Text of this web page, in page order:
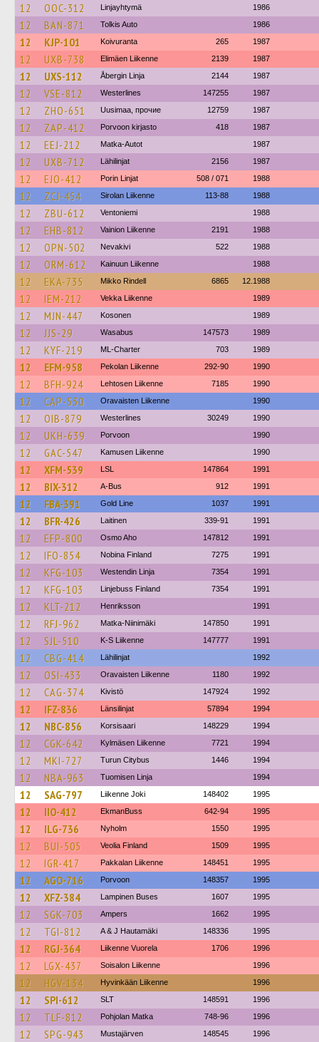
12 OOC-312 Linjayhtymä 1986
12 BAN-871 Tolkis Auto 1986
12 KJP-101 Koivuranta 265 1987
12 UXB-738 Elimäen Liikenne 2139 1987
12 UXS-112 Åbergin Linja 2144 1987
12 VSE-812 Westerlines 147255 1987
12 ZHO-651 Uusimaa, прочие 12759 1987
12 ZAP-412 Porvoon kirjasto 418 1987
12 EEJ-212 Matka-Autot 1987
12 UXB-712 Lähilinjat 2156 1987
12 EJO-412 Porin Linjat 508 / 071 1988
12 ZCJ-454 Sirolan Liikenne 113-88 1988
12 ZBU-612 Ventoniemi 1988
12 EHB-812 Vainion Liikenne 2191 1988
12 OPN-502 Nevakivi 522 1988
12 ORM-612 Kainuun Liikenne 1988
12 EKA-735 Mikko Rindell 6865 12.1988
12 IEM-212 Vekka Liikenne 1989
12 MJN-447 Kosonen 1989
12 JJS-29 Wasabus 147573 1989
12 KYF-219 ML-Charter 703 1989
12 EFM-958 Pekolan Liikenne 292-90 1990
12 BFH-924 Lehtosen Liikenne 7185 1990
12 CAP-530 Oravaisten Liikenne 1990
12 OIB-879 Westerlines 30249 1990
12 UKH-639 Porvoon 1990
12 GAC-547 Kamusen Liikenne 1990
12 XFM-539 LSL 147864 1991
12 BIX-312 A-Bus 912 1991
12 FBA-391 Gold Line 1037 1991
12 BFR-426 Laitinen 339-91 1991
12 EFP-800 Osmo Aho 147812 1991
12 IFO-854 Nobina Finland 7275 1991
12 KFG-103 Westendin Linja 7354 1991
12 KFG-103 Linjebuss Finland 7354 1991
12 KLT-212 Henriksson 1991
12 RFJ-962 Matka-Niinimäki 147850 1991
12 SJL-510 K-S Liikenne 147777 1991
12 CBG-414 Lähilinjat 1992
12 OSI-433 Oravaisten Liikenne 1180 1992
12 CAG-374 Kivistö 147924 1992
12 IFZ-836 Länsilinjat 57894 1994
12 NBC-856 Korsisaari 148229 1994
12 CGK-642 Kylmäsen Liikenne 7721 1994
12 MKI-727 Turun Citybus 1446 1994
12 NBA-963 Tuomisen Linja 1994
12 SAG-797 Liikenne Joki 148402 1995
12 IIO-412 EkmanBuss 642-94 1995
12 ILG-736 Nyholm 1550 1995
12 BUI-505 Veolia Finland 1509 1995
12 IGR-417 Pakkalan Liikenne 148451 1995
12 AGO-716 Porvoon 148357 1995
12 XFZ-384 Lampinen Buses 1607 1995
12 SGK-703 Ampers 1662 1995
12 TGI-812 A & J Hautamäki 148336 1995
12 RGJ-364 Liikenne Vuorela 1706 1996
12 LGX-437 Soisalon Liikenne 1996
12 HGV-134 Hyvinkään Liikenne 1996
12 SPI-612 SLT 148591 1996
12 TLF-812 Pohjolan Matka 748-96 1996
12 SPG-943 Mustajärven 148545 1996